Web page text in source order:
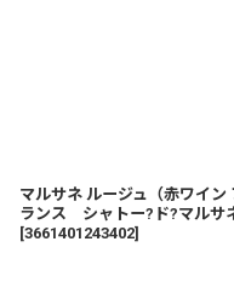
マルサネ ルージュ（赤ワイン
ランス シャトー?ド?マルサ
[3661401243402]